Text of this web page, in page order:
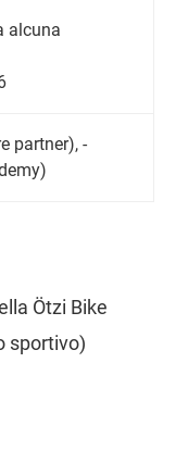
alcuna
partner), -
Ötzi Bike
sportivo)